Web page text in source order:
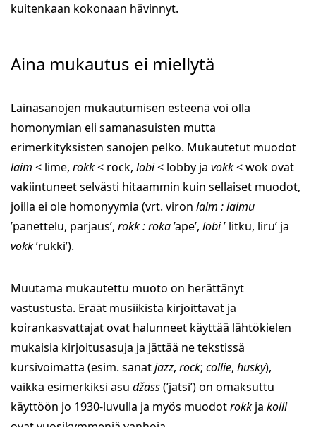
kuitenkaan kokonaan hävinnyt.
Aina mukautus ei miellytä
Lainasanojen mukautumisen esteenä voi olla
homonymian eli samanasuisten mutta
erimerkityksisten sanojen pelko. Mukautetut muodot
laim < lime, rokk< rock, lobi< lobby ja vokk< wok ovat
vakiintuneet selvästi hitaammin kuin sellaiset muodot,
joilla ei ole homonyymia (vrt. viron laim : laimu
’panettelu, parjaus’, rokk : roka’ape’, lobi’ litku, liru’ ja
vokk’rukki’).
Muutama mukautettu muoto on herättänyt
vastustusta. Eräät musiikista kirjoittavat ja
koirankasvattajat ovat halunneet käyttää lähtökielen
mukaisia kirjoitusasuja ja jättää ne tekstissä
kursivoimatta (esim. sanatjazz, rock; collie, husky),
vaikka esimerkiksi asu džäss(’jatsi’) on omaksuttu
käyttöön jo 1930-luvulla ja myös muodotrokk ja kolli